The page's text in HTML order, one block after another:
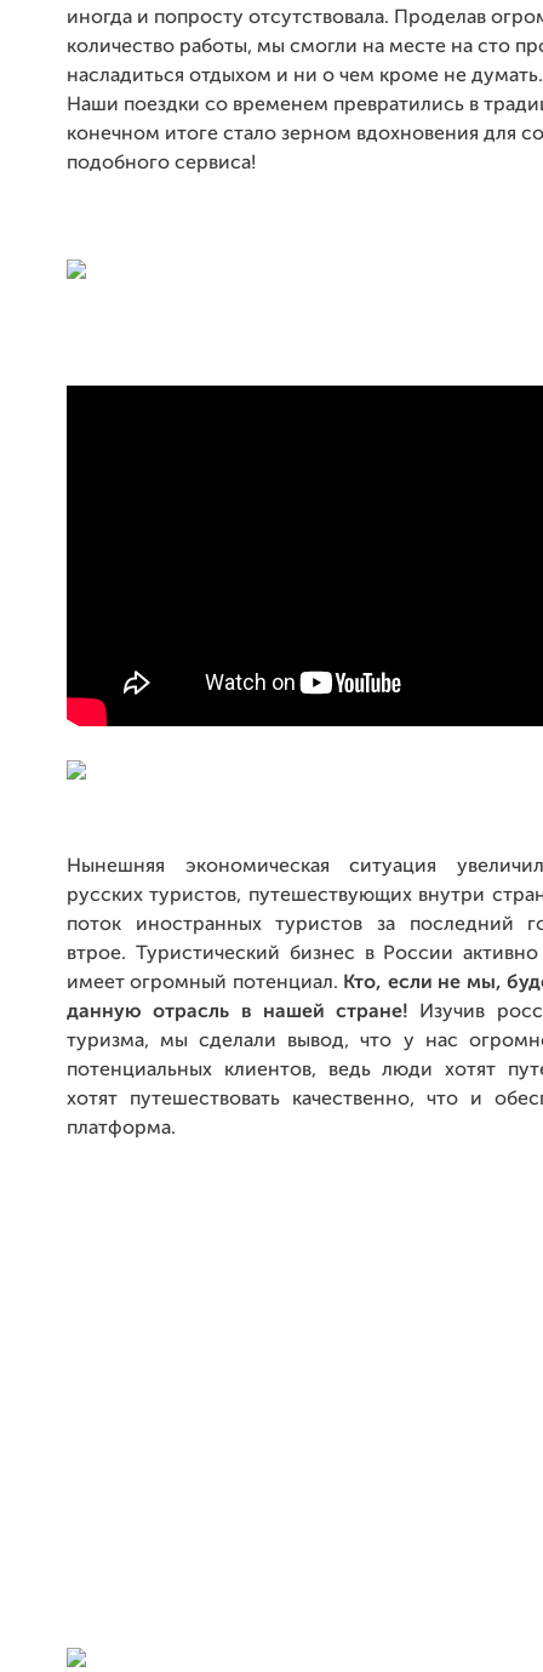
иногда и попросту отсутствовала. Проделав
количество работы, мы смогли на месте на сто
насладиться отдыхом и ни о чем кроме не думать.
Наши поездки со временем превратились в
конечном итоге стало зерном вдохновения для
подобного сервиса!
Нынешняя экономическая ситуация
русских туристов, путешествующих внутри
поток иностранных туристов за последний
втрое. Туристический бизнес в России активно
имеет огромный потенциал. Кто, если не мы,
данную отрасль в нашей стране! Изучив
туризма, мы сделали вывод, что у нас
потенциальных клиентов, ведь люди хотят
хотят путешествовать качественно, что и
платформа.